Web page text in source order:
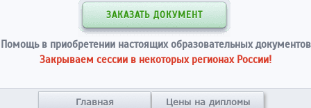
ЗАКАЗАТЬ ДОКУМЕНТ
Помощь в приобретении настоящих образовательных документов
Закрываем сессии в некоторых регионах России!
Главная Цены на дипломы